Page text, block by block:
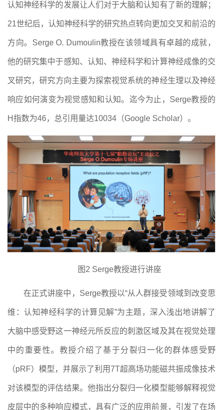
认知神经科学的发展让人们对于大脑和认知有了新的理解；
21世纪后， 认知神经科学的研究热点转向更加交叉和前沿的
方向。 Serge O. Dumoulin教授在该领域具有卓越的成就，
他的研究集中于感知、认知、神经科学和计算神经成像的交
叉研究，研究方向主要为探索视觉系统的神经生理以及神经
响应如何演变为视觉感知和认知。 迄今为止， Serge教授的
H指数为46，总引用量达10034（Google Scholar）。
图 2 Serge教授进行讲座
在正式讲座中， Serge教授以“从人群接受领域到改变思
维：认知神经科学的计算见解”为主题，深入浅出地讲解了
大脑中感受野这一神经元所反应的刺激区域及其在视觉处理
中的重要性。教授介绍了基于分裂归一化的群体感受野
（pRF）模型，并展示了利用7T超高场功能磁共振成像技术
对该模型的评估结果。他指出分裂归一化模型能够解释视觉
皮层中的多种响应模式，具有广泛的应用前景 ，引发了在场